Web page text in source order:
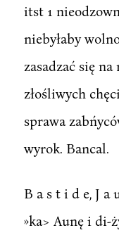
itst 1
niebyłaby
zasadzać się
złośliwych
sprawa
wyrok. Bancal.
B a s t i d e, J a
»ka> Aunę i di-